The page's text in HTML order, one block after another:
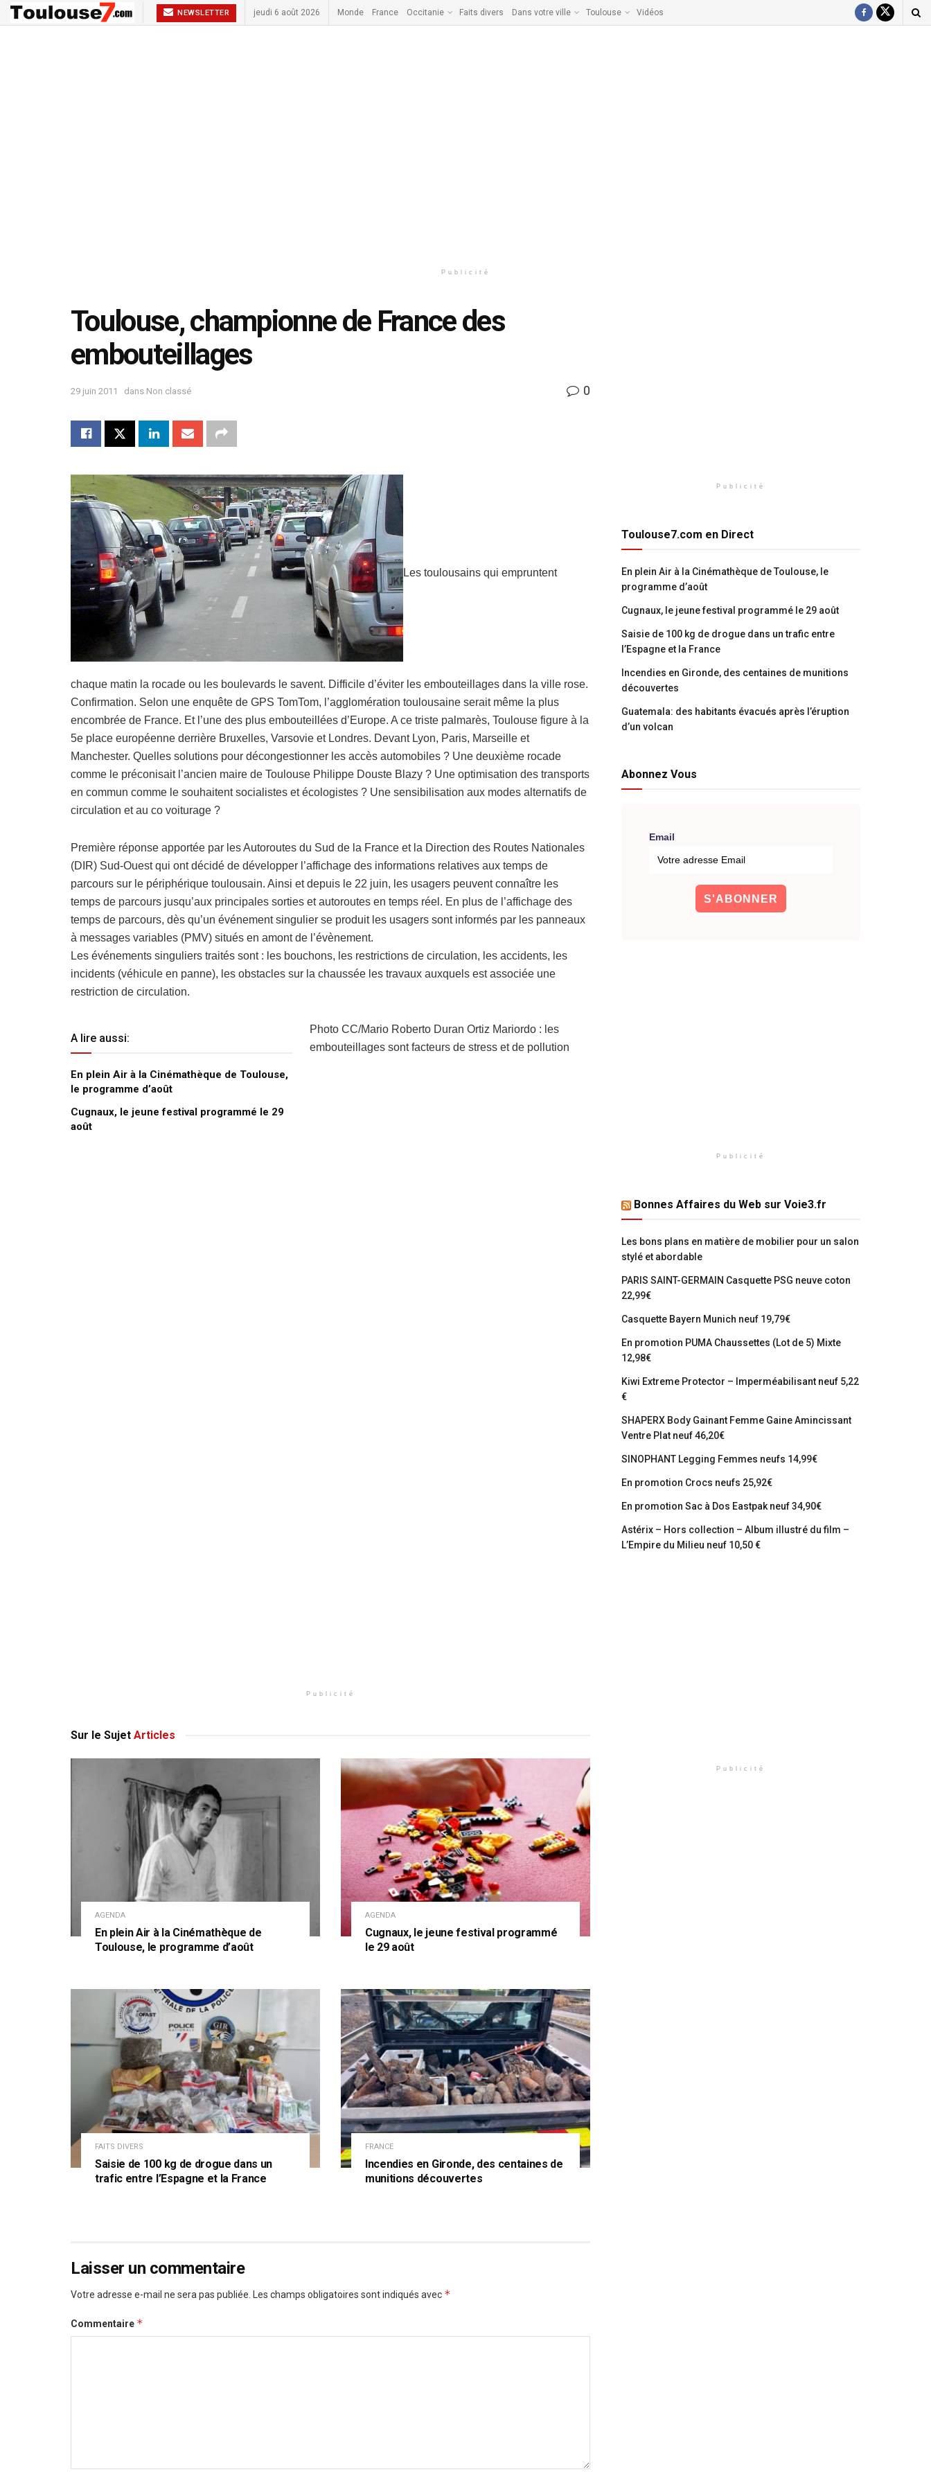
NEWSLETTER jeudi 6 août 2026 Monde France Occitanie Faits divers Dans votre ville Toulouse Vidéos
Publicité
Toulouse, championne de France des
embouteillages
29 juin 2011 dans Non classé 0
Les toulousains qui empruntent
chaque matin la rocade ou les boulevards le savent. Difficile d’éviter les embouteillages dans la ville rose.
Confirmation. Selon une enquête de GPS TomTom, l’agglomération toulousaine serait même la plus
encombrée de France. Et l’une des plus embouteillées d’Europe. A ce triste palmarès, Toulouse figure à la
5e place européenne derrière Bruxelles, Varsovie et Londres. Devant Lyon, Paris, Marseille et
Manchester. Quelles solutions pour décongestionner les accès automobiles ? Une deuxième rocade
comme le préconisait l’ancien maire de Toulouse Philippe Douste Blazy ? Une optimisation des transports
en commun comme le souhaitent socialistes et écologistes ? Une sensibilisation aux modes alternatifs de
circulation et au co voiturage ?
Première réponse apportée par les Autoroutes du Sud de la France et la Direction des Routes Nationales
(DIR) Sud-Ouest qui ont décidé de développer l’affichage des informations relatives aux temps de
parcours sur le périphérique toulousain. Ainsi et depuis le 22 juin, les usagers peuvent connaître les
temps de parcours jusqu’aux principales sorties et autoroutes en temps réel. En plus de l’affichage des
temps de parcours, dès qu’un événement singulier se produit les usagers sont informés par les panneaux
à messages variables (PMV) situés en amont de l’évènement.
Les événements singuliers traités sont : les bouchons, les restrictions de circulation, les accidents, les
incidents (véhicule en panne), les obstacles sur la chaussée les travaux auxquels est associée une
restriction de circulation.
A lire aussi:
En plein Air à la Cinémathèque de Toulouse,
le programme d’août
Cugnaux, le jeune festival programmé le 29
août
Photo CC/Mario Roberto Duran Ortiz Mariordo : les
embouteillages sont facteurs de stress et de pollution
Publicité
Sur le Sujet Articles
AGENDA
En plein Air à la Cinémathèque de
Toulouse, le programme d’août
AGENDA
Cugnaux, le jeune festival programmé
le 29 août
FAITS DIVERS
Saisie de 100 kg de drogue dans un
trafic entre l’Espagne et la France
FRANCE
Incendies en Gironde, des centaines de
munitions découvertes
Laisser un commentaire
Votre adresse e-mail ne sera pas publiée. Les champs obligatoires sont indiqués avec *
Commentaire *
Publicité
Toulouse7.com en Direct
En plein Air à la Cinémathèque de Toulouse, le
programme d’août
Cugnaux, le jeune festival programmé le 29 août
Saisie de 100 kg de drogue dans un trafic entre
l’Espagne et la France
Incendies en Gironde, des centaines de munitions
découvertes
Guatemala: des habitants évacués après l’éruption
d’un volcan
Abonnez Vous
Email
Publicité
Bonnes Affaires du Web sur Voie3.fr
Les bons plans en matière de mobilier pour un salon
stylé et abordable
PARIS SAINT-GERMAIN Casquette PSG neuve coton
22,99€
Casquette Bayern Munich neuf 19,79€
En promotion PUMA Chaussettes (Lot de 5) Mixte
12,98€
Kiwi Extreme Protector – Imperméabilisant neuf 5,22
€
SHAPERX Body Gainant Femme Gaine Amincissant
Ventre Plat neuf 46,20€
SINOPHANT Legging Femmes neufs 14,99€
En promotion Crocs neufs 25,92€
En promotion Sac à Dos Eastpak neuf 34,90€
Astérix – Hors collection – Album illustré du film –
L’Empire du Milieu neuf 10,50 €
Publicité